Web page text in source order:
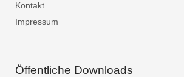
Kontakt
Impressum
Öffentliche Downloads